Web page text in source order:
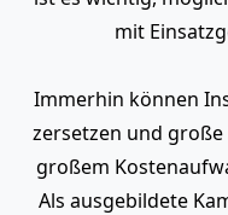
mit
Immerhin können
zersetzen und
großem
Als ausgebildete